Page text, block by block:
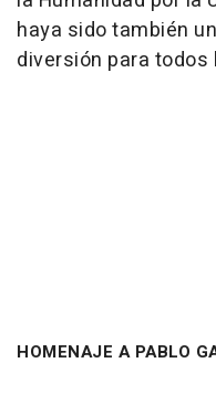
haya sido también
diversión para todos
HOMENAJE A PABLO